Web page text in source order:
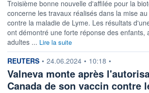
BOURSOVIE LUX
CTO BUSINESS
22H
+ ALERTE + PORTEFEUILLE
Troisième bonne nouvelle d'affilée pour la
concerne les travaux réalisés dans la mise
contre la maladie de Lyme. Les résultats
ont démontré une forte réponse des enfants,
adultes ... Lire la suite
information fournie par
REUTERS • 24.06.2024 • 10:18 •
Valneva monte après
Canada de son vaccin contre